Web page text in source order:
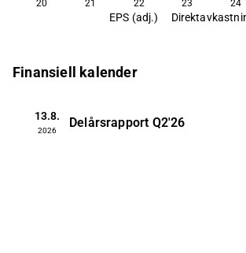
20
21 22 23 24
EPS (adj.)
Finansiell kalender
13.8.
2026
Delårsrapport Q2'26